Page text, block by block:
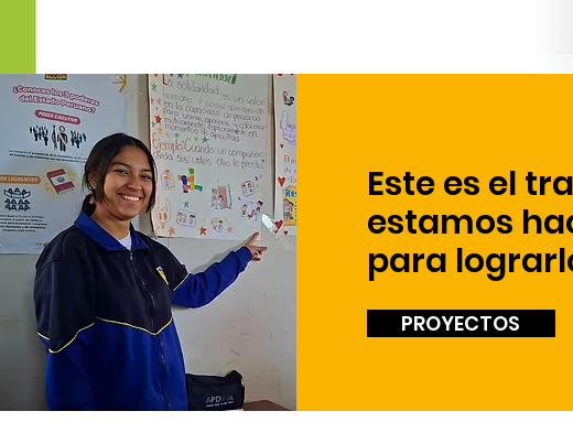
Este es el
estamos
para
PROYECTOS